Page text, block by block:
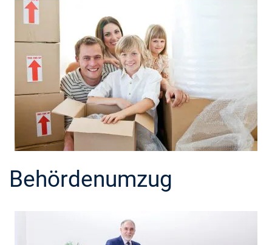
Behördenumzug